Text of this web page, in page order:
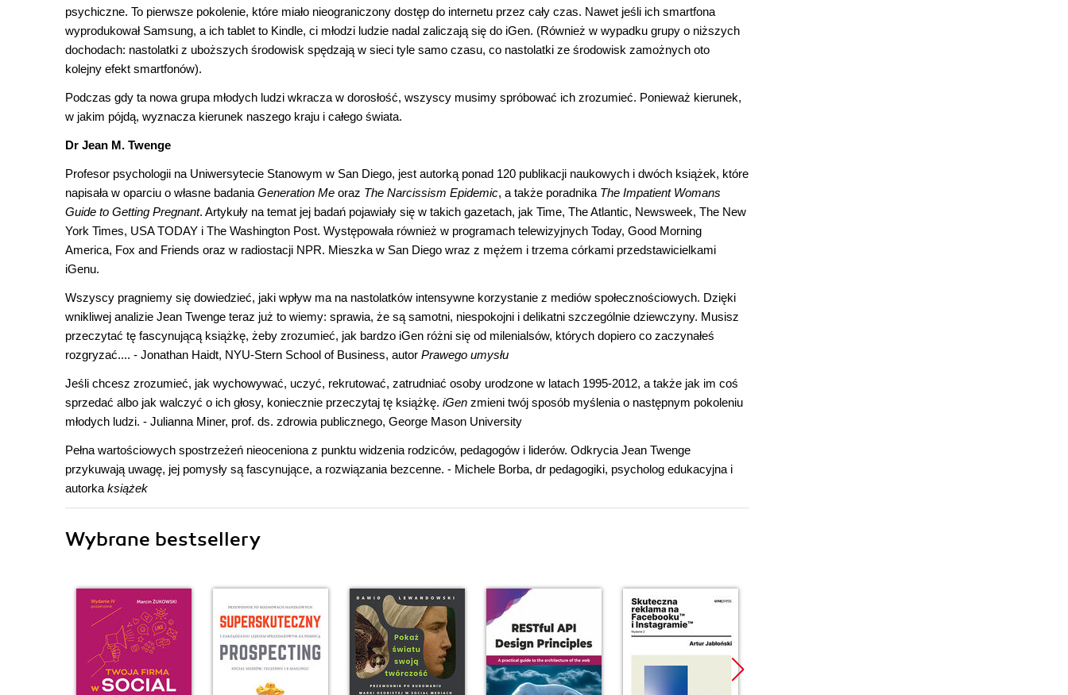
psychiczne. To pierwsze pokolenie, które miało nieograniczony dostęp do internetu przez cały czas. Nawet jeśli ich smartfona
wyprodukował Samsung, a ich tablet to Kindle, ci młodzi ludzie nadal zaliczają się do iGen. (Również w wypadku grupy o niższych
dochodach: nastolatki z uboższych środowisk spędzają w sieci tyle samo czasu, co nastolatki ze środowisk zamożnych oto
kolejny efekt smartfonów).
Podczas gdy ta nowa grupa młodych ludzi wkracza w dorosłość, wszyscy musimy spróbować ich zrozumieć. Ponieważ kierunek,
w jakim pójdą, wyznacza kierunek naszego kraju i całego świata.
Dr Jean M. Twenge
Profesor psychologii na Uniwersytecie Stanowym w San Diego, jest autorką ponad 120 publikacji naukowych i dwóch książek, które
napisała w oparciu o własne badania Generation Me oraz The Narcissism Epidemic, a także poradnika The Impatient Womans
Guide to Getting Pregnant. Artykuły na temat jej badań pojawiały się w takich gazetach, jak Time, The Atlantic, Newsweek, The New
York Times, USA TODAY i The Washington Post. Występowała również w programach telewizyjnych Today, Good Morning
America, Fox and Friends oraz w radiostacji NPR. Mieszka w San Diego wraz z mężem i trzema córkami przedstawicielkami
iGenu.
Wszyscy pragniemy się dowiedzieć, jaki wpływ ma na nastolatków intensywne korzystanie z mediów społecznościowych. Dzięki
wnikliwej analizie Jean Twenge teraz już to wiemy: sprawia, że są samotni, niespokojni i delikatni szczególnie dziewczyny. Musisz
przeczytać tę fascynującą książkę, żeby zrozumieć, jak bardzo iGen różni się od milenialsów, których dopiero co zaczynałeś
rozgryzać.... - Jonathan Haidt, NYU-Stern School of Business, autor Prawego umysłu
Jeśli chcesz zrozumieć, jak wychowywać, uczyć, rekrutować, zatrudniać osoby urodzone w latach 1995-2012, a także jak im coś
sprzedać albo jak walczyć o ich głosy, koniecznie przeczytaj tę książkę. iGen zmieni twój sposób myślenia o następnym pokoleniu
młodych ludzi. - Julianna Miner, prof. ds. zdrowia publicznego, George Mason University
Pełna wartościowych spostrzeżeń nieoceniona z punktu widzenia rodziców, pedagogów i liderów. Odkrycia Jean Twenge
przykuwają uwagę, jej pomysły są fascynujące, a rozwiązania bezcenne. - Michele Borba, dr pedagogiki, psycholog edukacyjna i
autorka książek
Wybrane bestsellery